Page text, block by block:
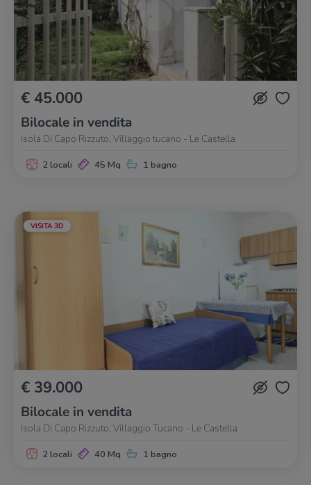
€ 45.000
Bilocale in vendita
Isola Di Capo Rizzuto, Villaggio tucano - Le Castella
2 locali 45 Mq 1 bagno
VISITA 3D
€ 39.000
Bilocale in vendita
Isola Di Capo Rizzuto, Villaggio Tucano - Le Castella
2 locali 40 Mq 1 bagno